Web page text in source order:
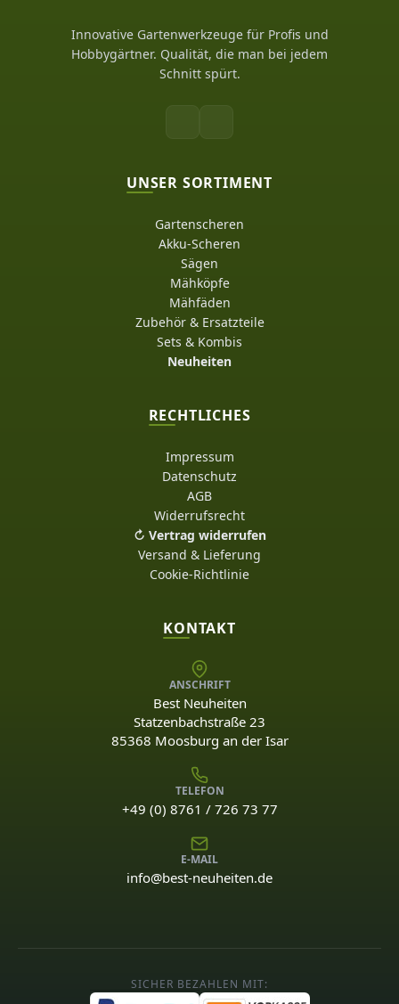
Innovative Gartenwerkzeuge für Profis und
Hobbygärtner. Qualität, die man bei jedem
Schnitt spürt.
UNSER SORTIMENT
Gartenscheren
Akku-Scheren
Sägen
Mähköpfe
Mähfäden
Zubehör & Ersatzteile
Sets & Kombis
Neuheiten
RECHTLICHES
Impressum
Datenschutz
AGB
Widerrufsrecht
↻ Vertrag widerrufen
Versand & Lieferung
Cookie-Richtlinie
KONTAKT
ANSCHRIFT
Best Neuheiten
Statzenbachstraße 23
85368 Moosburg an der Isar
TELEFON
+49 (0) 8761 / 726 73 77
E-MAIL
info@best-neuheiten.de
SICHER BEZAHLEN MIT: